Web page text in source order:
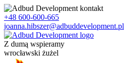
Skip
to
content
+48 600-600-665
joanna.hibszer@adbuddevelopment.pl
Z dumą wspieramy
wrocławski żużel